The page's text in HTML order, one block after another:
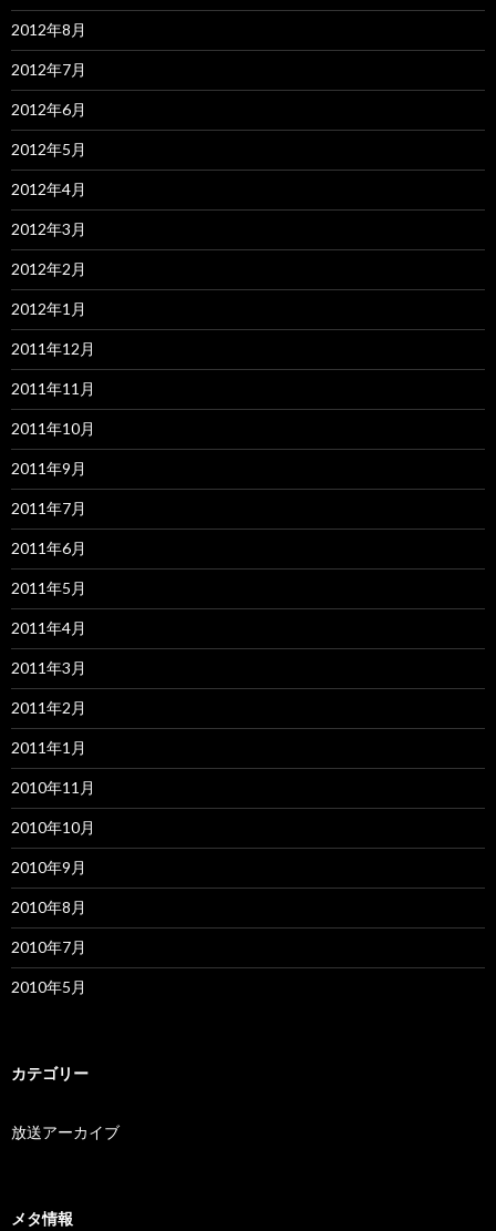
2012年8月
2012年7月
2012年6月
2012年5月
2012年4月
2012年3月
2012年2月
2012年1月
2011年12月
2011年11月
2011年10月
2011年9月
2011年7月
2011年6月
2011年5月
2011年4月
2011年3月
2011年2月
2011年1月
2010年11月
2010年10月
2010年9月
2010年8月
2010年7月
2010年5月
カテゴリー
放送アーカイブ
メタ情報